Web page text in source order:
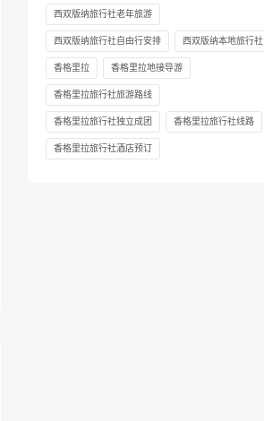
西双版纳旅行社老年旅游
西双版纳旅行社自由行安排 西双版纳本地旅行社
香格里拉 香格里拉地接导游
香格里拉旅行社旅游路线
香格里拉旅行社独立成团 香格里拉旅行社线路
香格里拉旅行社酒店预订